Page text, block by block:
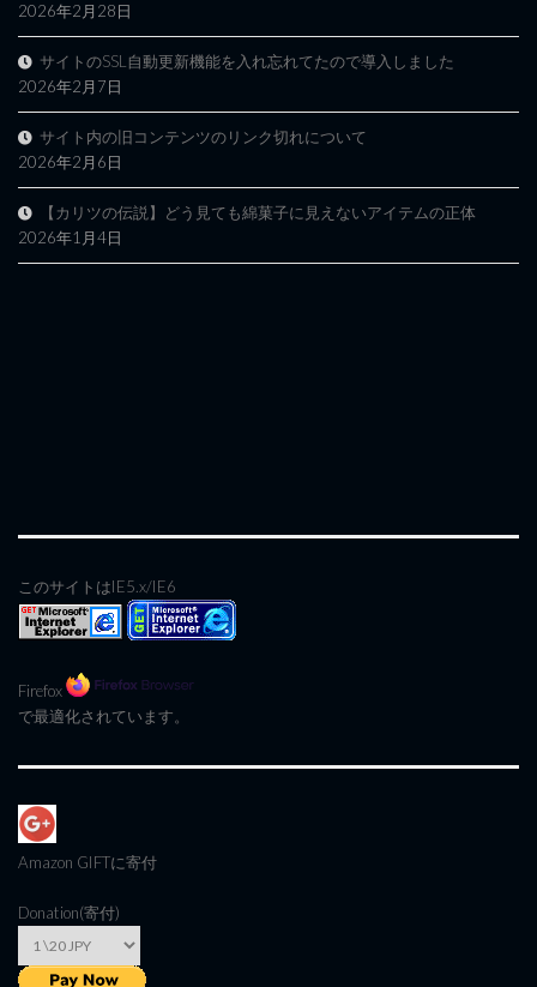
2026年2月28日
サイトのSSL自動更新機能を入れ忘れてたので導入しました
2026年2月7日
サイト内の旧コンテンツのリンク切れについて
2026年2月6日
【カリツの伝説】どう見ても綿菓子に見えないアイテムの正体
2026年1月4日
このサイトはIE5.x/IE6
Firefox
で最適化されています。
Amazon GIFTに寄付
Donation(寄付)